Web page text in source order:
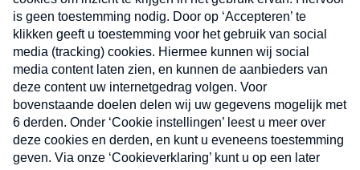
Nieuwsbrief